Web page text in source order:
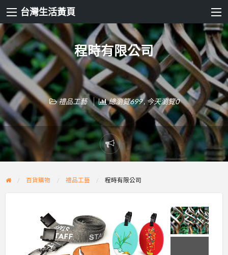
台灣生活黃頁
程時有限公司
禮品工藝 總瀏覽699 , 今天瀏覽0
Report
problem
百貨購物 禮品工藝 程時有限公司